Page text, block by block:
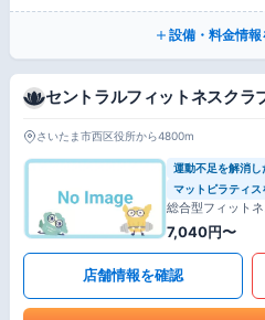
設備・料金情
セントラルフィットネスクラ
さいたま市西区役所から4800m
運動不足を解消し
マットピラティス
総合型フィット
7,040円〜
店舗情報を確認